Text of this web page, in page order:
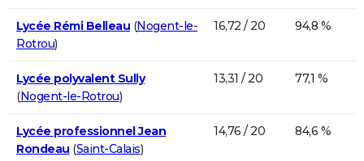
Lycée Rémi Belleau (Nogent-le-
Rotrou)
16,72 / 20 94,8 %
Lycée polyvalent Sully
(Nogent-le-Rotrou)
13,31 / 20 77,1 %
Lycée professionnel Jean
Rondeau (Saint-Calais)
14,76 / 20 84,6 %